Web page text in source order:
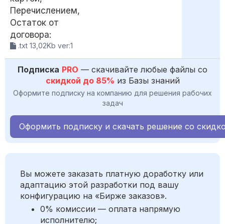
Перечислением,
Остаток от
договора:
.txt 13,02Kb ver:1
Подписка PRO — скачивайте любые файлы со
скидкой до 85% из Базы знаний
Оформите подписку на компанию для решения рабочих
задач
Оформить подписку и скачать решение со
Вы можете заказать платную доработку или
адаптацию этой разработки под вашу
конфигурацию на «Бирже заказов».
0% комиссии — оплата напрямую
исполнителю;